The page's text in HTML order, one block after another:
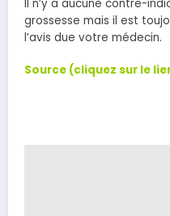
Il n’y a aucune contre-
grossesse mais il est
l’avis due votre médecin.
Source (cliquez sur le